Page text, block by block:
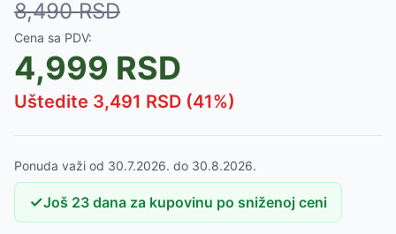
8,490RSD
Cena sa PDV:
4,999 RSD
Uštedite 3,491 RSD (41%)
Ponuda važi od 30.7.2026. do 30.8.2026.
✓Još 23 dana za kupovinu po sniženoj ceni